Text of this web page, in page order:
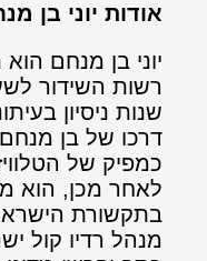
אודות יוני בן
יוני בן מנחם
רשות השידור
שנות ניסיון
דרכו של בן
כמפיק של
לאחר מכן, הוא
בתקשורת
מנהל רדיו קול